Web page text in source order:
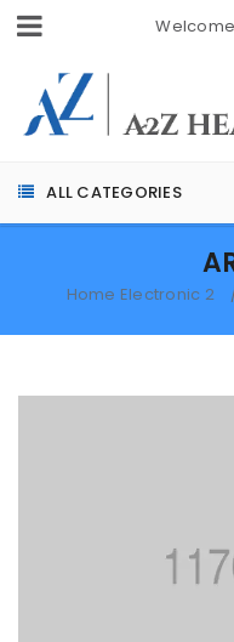
ALL CATEGORIES
Home Electronic 2